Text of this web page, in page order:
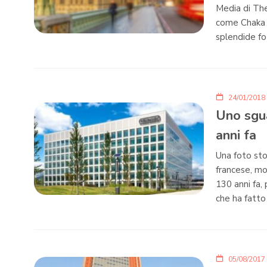
Media di
come
splendide
24/01/
Uno
anni fa
Una foto
francese,
130 anni
che ha
05/08/